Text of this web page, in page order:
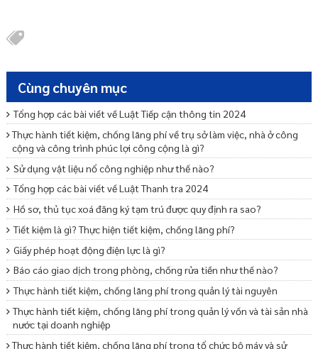
Cùng chuyên mục
Tổng hợp các bài viết về Luật Tiếp cận thông tin 2024
Thực hành tiết kiệm, chống lãng phí về trụ sở làm việc, nhà ở công
cộng và công trình phúc lợi công cộng là gì?
Sử dụng vật liệu nổ công nghiệp như thế nào?
Tổng hợp các bài viết về Luật Thanh tra 2024
Hồ sơ, thủ tục xoá đăng ký tạm trú được quy định ra sao?
Tiết kiệm là gì? Thực hiện tiết kiệm, chống lãng phí?
Giấy phép hoạt động điện lực là gì?
Báo cáo giao dịch trong phòng, chống rửa tiền như thế nào?
Thực hành tiết kiệm, chống lãng phí trong quản lý tài nguyên
Thực hành tiết kiệm, chống lãng phí trong quản lý vốn và tài sản nhà
nước tại doanh nghiệp
Thực hành tiết kiệm, chống lãng phí trong tổ chức bộ máy và sử